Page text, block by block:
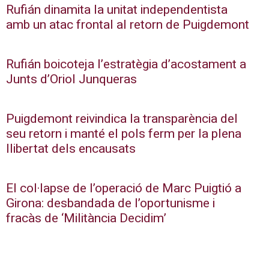
Rufián dinamita la unitat independentista
amb un atac frontal al retorn de Puigdemont
Rufián boicoteja l’estratègia d’acostament a
Junts d’Oriol Junqueras
Puigdemont reivindica la transparència del
seu retorn i manté el pols ferm per la plena
llibertat dels encausats
El col·lapse de l’operació de Marc Puigtió a
Girona: desbandada de l’oportunisme i
fracàs de ‘Militància Decidim’